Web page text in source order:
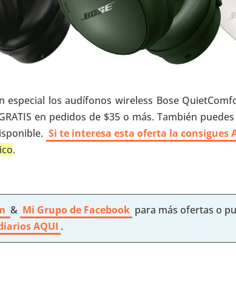
especial los audífonos wireless Bose
en pedidos de $35 o más. También
Si te interesa esta oferta la consigues
.
& Mi Grupo de Facebook para más ofertas o
AQUI .